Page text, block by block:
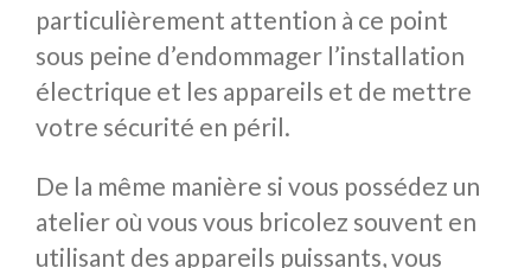
particulièrement attention à ce point
sous peine d’endommager l’installation
électrique et les appareils et de mettre
votre sécurité en péril.
De la même manière si vous possédez un
atelier où vous vous bricolez souvent en
utilisant des appareils puissants, vous